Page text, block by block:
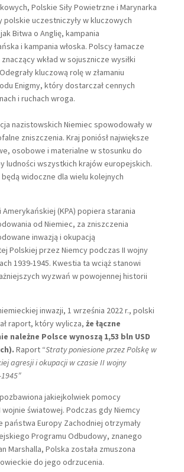
Polskie Siły Powietrzne i Marynarka
polskie uczestniczyły w kluczowych
Bitwa o Anglię, kampania
i kampania włoska. Polscy łamacze
wkład w sojusznicze wysiłki
kluczową rolę w złamaniu
Enigmy, który dostarczał cennych
i ruchach wroga.
nazistowskich Niemiec spowodowały w
zniszczenia. Kraj poniósł największe
osobowe i materialne w stosunku do
ludności wszystkich krajów europejskich.
widoczne dla wielu kolejnych
(KPA) popiera starania
od Niemiec, za zniszczenia
inwazją i okupacją
Polskiej przez Niemcy podczas II wojny
1939-1945. Kwestia ta wciąż stanowi
wyzwań w powojennej historii
inwazji, 1 września 2022 r., polski
raport, który wylicza, że łączne
należne Polsce wynoszą 1,53 bln USD
Raport “Straty poniesione przez Polskę w
agresji i okupacji w czasie II wojny
jakiejkolwiek pomocy
wojnie światowej. Podczas gdy Niemcy
państwa Europy Zachodniej otrzymały
Programu Odbudowy, znanego
Marshalla, Polska została zmuszona
do jego odrzucenia.